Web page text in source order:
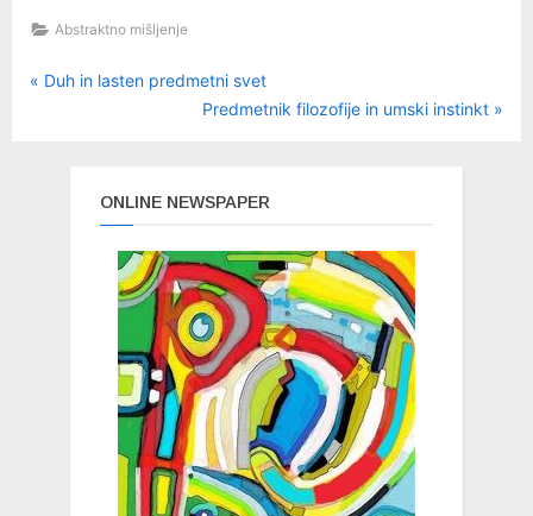
Abstraktno mišljenje
Navigacija
P
Duh in lasten predmetni svet
N
t
o
s
t
:
Predmetnik filozofije in umski instinkt
ONLINE NEWSPAPER